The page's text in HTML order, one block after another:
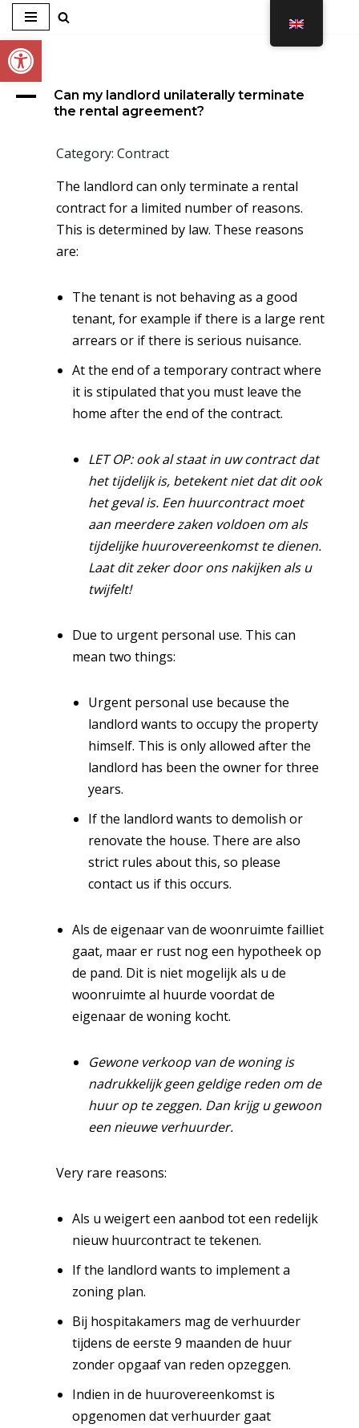
Open toolbar
Skip
to
content
A
Can my landlord unilaterally terminate
the rental agreement?
Category: Contract
The landlord can only terminate a rental
contract for a limited number of reasons.
This is determined by law. These reasons
are:
The tenant is not behaving as a good
tenant, for example if there is a large rent
arrears or if there is serious nuisance.
At the end of a temporary contract where
it is stipulated that you must leave the
home after the end of the contract.
LET OP: ook al staat in uw contract dat
het tijdelijk is, betekent niet dat dit ook
het geval is. Een huurcontract moet
aan meerdere zaken voldoen om als
tijdelijke huurovereenkomst te dienen.
Laat dit zeker door ons nakijken als u
twijfelt!
Due to urgent personal use. This can
mean two things:
Urgent personal use because the
landlord wants to occupy the property
himself. This is only allowed after the
landlord has been the owner for three
years.
If the landlord wants to demolish or
renovate the house. There are also
strict rules about this, so please
contact us if this occurs.
Als de eigenaar van de woonruimte failliet
gaat, maar er rust nog een hypotheek op
de pand. Dit is niet mogelijk als u de
woonruimte al huurde voordat de
eigenaar de woning kocht.
Gewone verkoop van de woning is
nadrukkelijk geen geldige reden om de
huur op te zeggen. Dan krijg u gewoon
een nieuwe verhuurder.
Very rare reasons:
Als u weigert een aanbod tot een redelijk
nieuw huurcontract te tekenen.
If the landlord wants to implement a
zoning plan.
Bij hospitakamers mag de verhuurder
tijdens de eerste 9 maanden de huur
zonder opgaaf van reden opzeggen.
Indien in de huurovereenkomst is
opgenomen dat verhuurder gaat